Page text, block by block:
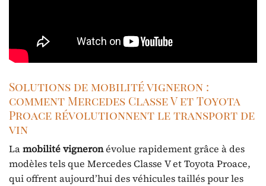
Solutions de mobilité vigneron :
comment Mercedes Classe V et Toyota
Proace révolutionnent le transport de
vin
Lamobilité vigneronévolue rapidement grâce à des
modèles tels que Mercedes Classe V et Toyota Proace,
qui offrent aujourd’hui des véhicules taillés pour les